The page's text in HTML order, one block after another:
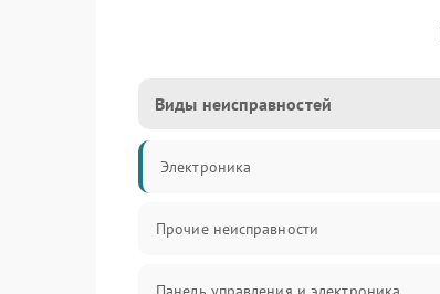
Виды неисправностей
Электроника
Прочие неисправности